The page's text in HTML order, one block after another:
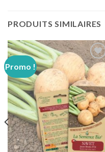
PRODUITS SIMILAIRES
Promo !
Ajouter
à
wishlist